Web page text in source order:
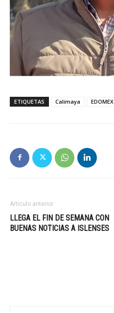
ETIQUETAS Calimaya EDOMEX
Artículo anterior
LLEGA EL FIN DE SEMANA CON
BUENAS NOTICIAS A ISLENSES